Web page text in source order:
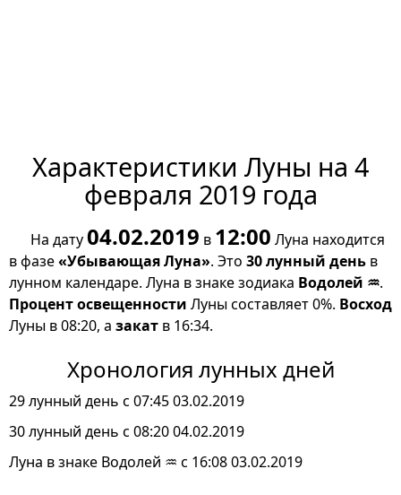
Характеристики Луны на 4
февраля 2019 года
На дату04.02.2019 в 12:00 Луна находится
в фазе«Убывающая Луна». Это 30 лунный день в
лунном календаре. Луна в знаке зодиака Водолей ♒.
Процент освещенности Луны составляет 0%. Восход
Луны в 08:20, а закат в 16:34.
Хронология лунных дней
29 лунный день с 07:45 03.02.2019
30 лунный день с 08:20 04.02.2019
Луна в знаке Водолей ♒ с 16:08 03.02.2019